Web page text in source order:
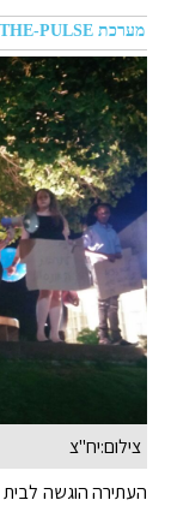
מערכת THE-PULSE
צילום:יח"צ
העתירה הוגשה